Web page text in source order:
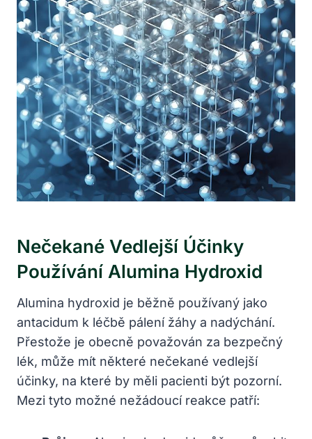
Nečekané Vedlejší Účinky
Používání Alumina Hydroxid
Alumina hydroxid je běžně používaný jako
antacidum k léčbě pálení žáhy a nadýchání.
Přestože je obecně považován za bezpečný
lék, může mít některé nečekané vedlejší
účinky, na které by měli pacienti být pozorní.
Mezi tyto možné nežádoucí reakce patří: